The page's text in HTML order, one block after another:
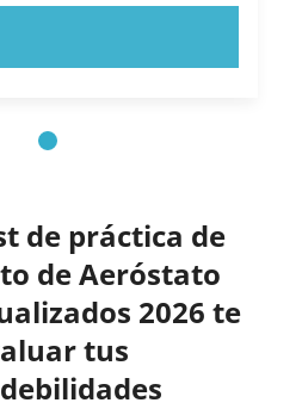
de práctica de
de Aeróstato
2026 te
tus